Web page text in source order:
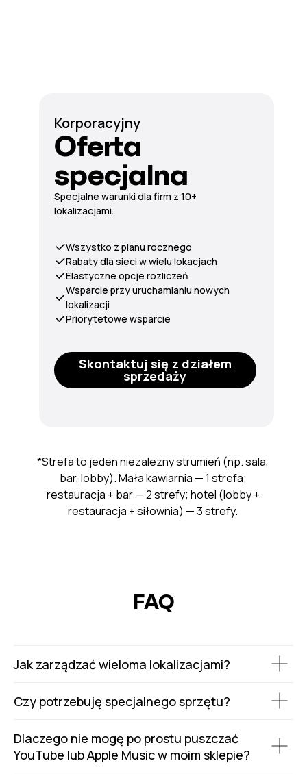
*Strefa to jeden niezależny strumień (np. sala,
bar, lobby). Mała kawiarnia — 1 strefa;
restauracja + bar — 2 strefy; hotel (lobby +
restauracja + siłownia) — 3 strefy.
Korporacyjny
Oferta
specjalna
Specjalne warunki dla firm z 10+
lokalizacjami.
Skontaktuj się z działem
sprzedaży
Wszystko z planu rocznego
Rabaty dla sieci w wielu lokacjach
Elastyczne opcje rozliczeń
Wsparcie przy uruchamianiu nowych
lokalizacji
Priorytetowe wsparcie
FAQ
Jak zarządzać wieloma lokalizacjami?
Czy potrzebuję specjalnego sprzętu?
Dlaczego nie mogę po prostu puszczać
YouTube lub Apple Music w moim sklepie?